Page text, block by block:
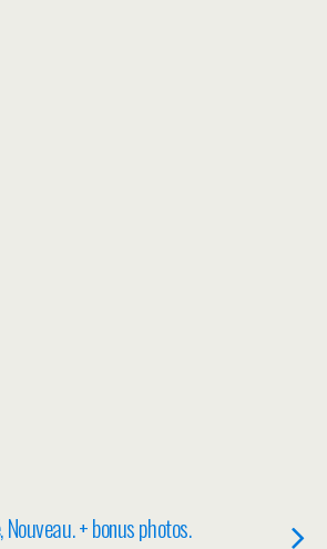
+ bonus photos.